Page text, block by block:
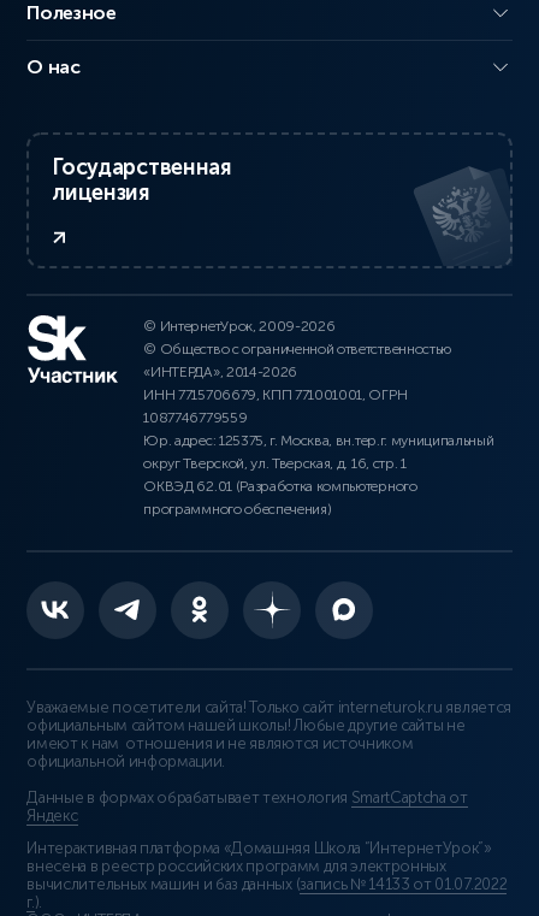
Полезное
О нас
Государственная
лицензия
© ИнтернетУрок, 2009-2026
© Общество с ограниченной ответственностью
«ИНТЕРДА», 2014-2026
ИНН 7715706679, КПП 771001001, ОГРН
1087746779559
Юр. адрес: 125375, г. Москва, вн.тер.г. муниципальный
округ Тверской, ул. Тверская, д. 16, стр. 1
ОКВЭД 62.01 (Разработка компьютерного
программного обеспечения)
Уважаемые посетители сайта! Только сайт interneturok.ru является
официальным сайтом нашей школы! Любые другие сайты не
имеют к нам отношения и не являются источником
официальной информации.
Данные в формах обрабатывает технология SmartCaptcha от
Яндекс
Интерактивная платформа «Домашняя Школа “ИнтернетУрок”»
внесена в реестр российских программ для электронных
вычислительных машин и баз данных (запись № 14133 от 01.07.2022
г.).